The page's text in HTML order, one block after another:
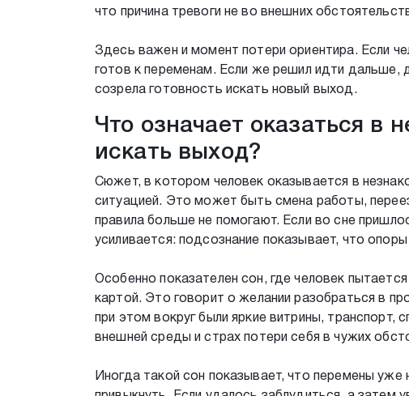
что причина тревоги не во внешних
Здесь важен и момент потери ориентира. Если
готов к переменам. Если же решил идти дальше,
созрела готовность искать новый выход.
Что означает оказаться в
искать выход?
Сюжет, в котором человек оказывается в
ситуацией. Это может быть смена работы,
правила больше не помогают. Если во сне
усиливается: подсознание показывает, что
Особенно показателен сон, где человек
картой. Это говорит о желании разобраться в
при этом вокруг были яркие витрины,
внешней среды и страх потери себя в чужих
Иногда такой сон показывает, что перемены уже